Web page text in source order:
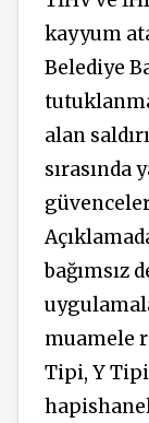
kayyum
Belediye
alan
sırasında
bağımsız
muamele
Tipi, Y